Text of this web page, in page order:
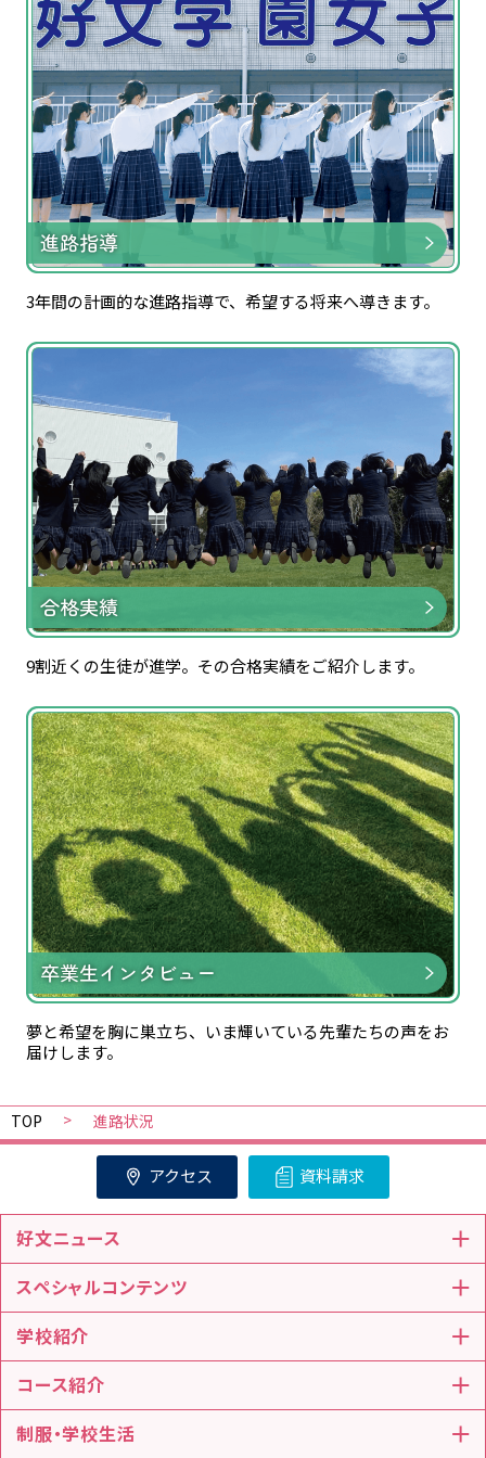
進路指導
3年間の計画的な進路指導で、希望する将来へ導きます。
合格実績
9割近くの生徒が進学。その合格実績をご紹介します。
卒業生インタビュー
夢と希望を胸に巣立ち、いま輝いている先輩たちの声をお
届けします。
TOP 進路状況
アクセス 資料請求
好文ニュース
スペシャルコンテンツ
学校紹介
コース紹介
制服・学校生活